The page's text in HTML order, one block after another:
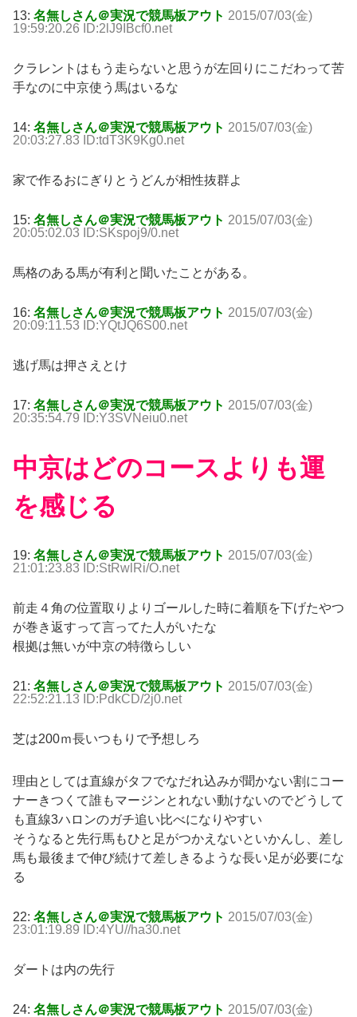
13: 名無しさん＠実況で競馬板アウト 2015/07/03(金)
19:59:20.26 ID:2lJ9IBcf0.net
クラレントはもう走らないと思うが左回りにこだわって苦
手なのに中京使う馬はいるな
14: 名無しさん＠実況で競馬板アウト 2015/07/03(金)
20:03:27.83 ID:tdT3K9Kg0.net
家で作るおにぎりとうどんが相性抜群よ
15: 名無しさん＠実況で競馬板アウト 2015/07/03(金)
20:05:02.03 ID:SKspoj9/0.net
馬格のある馬が有利と聞いたことがある。
16: 名無しさん＠実況で競馬板アウト 2015/07/03(金)
20:09:11.53 ID:YQtJQ6S00.net
逃げ馬は押さえとけ
17: 名無しさん＠実況で競馬板アウト 2015/07/03(金)
20:35:54.79 ID:Y3SVNeiu0.net
中京はどのコースよりも運
を感じる
19: 名無しさん＠実況で競馬板アウト 2015/07/03(金)
21:01:23.83 ID:StRwlRi/O.net
前走４角の位置取りよりゴールした時に着順を下げたやつ
が巻き返すって言ってた人がいたな
根拠は無いが中京の特徴らしい
21: 名無しさん＠実況で競馬板アウト 2015/07/03(金)
22:52:21.13 ID:PdkCD/2j0.net
芝は200ｍ長いつもりで予想しろ
理由としては直線がタフでなだれ込みが聞かない割にコー
ナーきつくて誰もマージンとれない動けないのでどうして
も直線3ハロンのガチ追い比べになりやすい
そうなると先行馬もひと足がつかえないといかんし、差し
馬も最後まで伸び続けて差しきるような長い足が必要にな
る
22: 名無しさん＠実況で競馬板アウト 2015/07/03(金)
23:01:19.89 ID:4YU//ha30.net
ダートは内の先行
24: 名無しさん＠実況で競馬板アウト 2015/07/03(金)